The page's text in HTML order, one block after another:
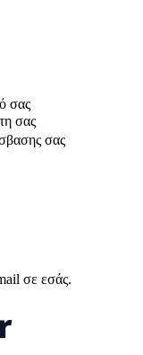
σας
σας
σας
σε εσάς.